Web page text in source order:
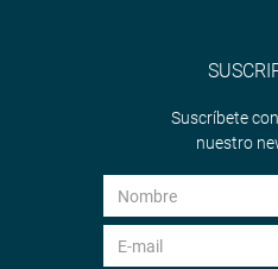
Suscríbete
nuestro